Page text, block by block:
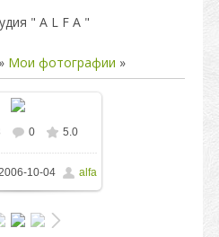
" A L F A "
» Мои фотографии »
размере
/ 410.8Kb
0 5.0
10-04 alfa